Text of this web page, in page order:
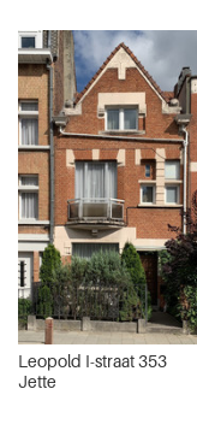
Leopold I-straat 353
Jette